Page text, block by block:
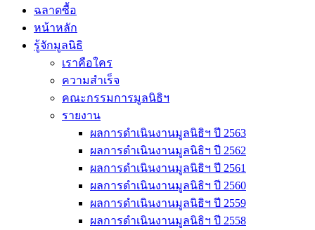
ฉลาดซื้อ
หน้าหลัก
รู้จักมูลนิธิ
เราคือใคร
ความสำเร็จ
คณะกรรมการมูลนิธิฯ
รายงาน
ผลการดำเนินงานมูลนิธิฯ ปี 2563
ผลการดำเนินงานมูลนิธิฯ ปี 2562
ผลการดำเนินงานมูลนิธิฯ ปี 2561
ผลการดำเนินงานมูลนิธิฯ ปี 2560
ผลการดำเนินงานมูลนิธิฯ ปี 2559
ผลการดำเนินงานมูลนิธิฯ ปี 2558